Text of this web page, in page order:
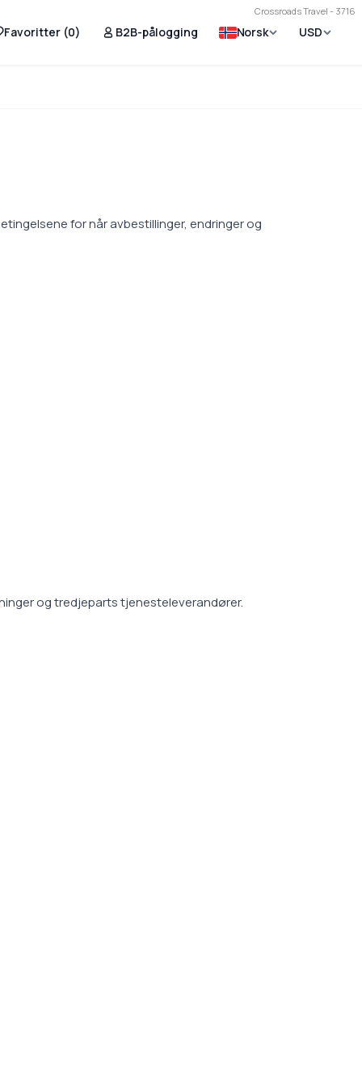
Crossroads Travel - 3716
Favoritter (0) B2B-pålogging Norsk USD
for når avbestillinger, endringer og
og tredjeparts tjenesteleverandører.